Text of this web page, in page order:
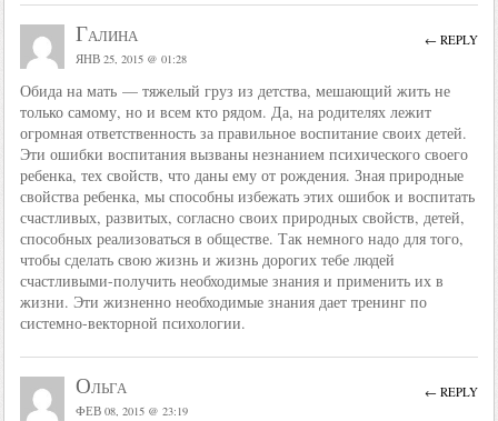
Галина
ЯНВ 25, 2015 @ 01:28
Обида на мать — тяжелый груз из детства, мешающий жить не
только самому, но и всем кто рядом. Да, на родителях лежит
огромная ответственность за правильное воспитание своих детей.
Эти ошибки воспитания вызваны незнанием психического своего
ребенка, тех свойств, что даны ему от рождения. Зная природные
свойства ребенка, мы способны избежать этих ошибок и воспитать
счастливых, развитых, согласно своих природных свойств, детей,
способных реализоваться в обществе. Так немного надо для того,
чтобы сделать свою жизнь и жизнь дорогих тебе людей
счастливыми-получить необходимые знания и применить их в
жизни. Эти жизненно необходимые знания дает тренинг по
системно-векторной психологии.
← REPLY
Ольга
ФЕВ 08, 2015 @ 23:19
← REPLY